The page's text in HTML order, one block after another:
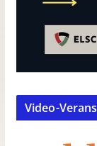
Video-